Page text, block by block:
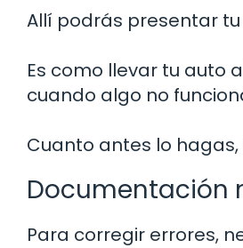
Allí podrás presentar
Es como llevar tu auto
cuando algo no
Cuanto antes lo hagas,
Documentación
Para corregir errores,